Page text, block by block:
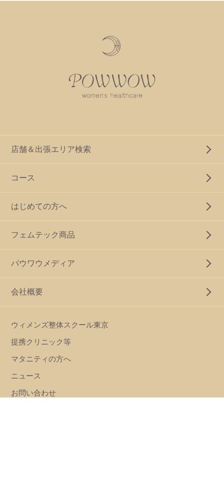
店舗＆出張エリア検索
コース
はじめての方へ
フェムテック商品
パウワウメディア
会社概要
ウィメンズ整体スクール東京
提携クリニック等
マタニティの方へ
ニュース
お問い合わせ